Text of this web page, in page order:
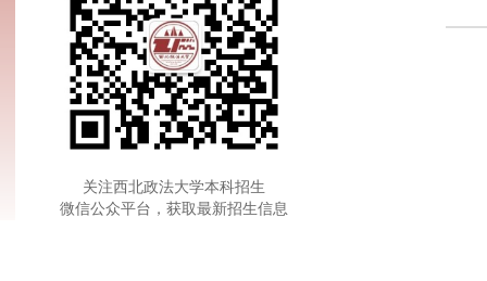
关注西北政法大学本科招生
微信公众平台，获取最新招生信息